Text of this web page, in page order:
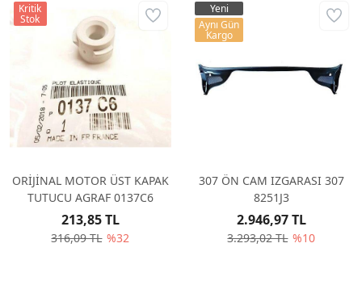
ORİJİNAL MOTOR ÜST KAPAK
TUTUCU AGRAF 0137C6
316,09 TL %32
213,85 TL
Kritik
Stok
307 ÖN CAM IZGARASI 307
8251J3
3.293,02 TL %10
2.946,97 TL
Yeni
Aynı Gün
Kargo